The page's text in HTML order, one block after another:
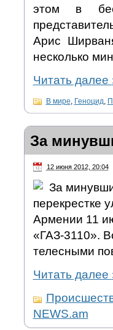
этом в
Арис
несколько
Читать далее
В мире Геноцид
За
12 июня 2012, 20:04
За
перекрестке
Армении 11
«ГАЗ-3110».
телесными
Читать далее
NEWS.am